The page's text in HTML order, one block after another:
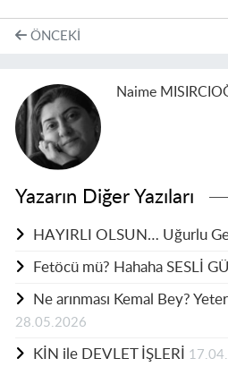
ÖNCEKI
Naime
Yazarın Diğer Yazıları
HAYIRLI OLSUN… Uğurlu
Fetöcü mü? Hahaha SESLİ
Ne arınması Kemal Bey?
28.05.2026
KİN ile DEVLET İŞLERİ